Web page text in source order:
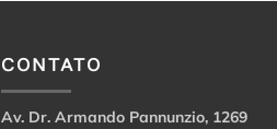
CONTATO
Av. Dr. Armando Pannunzio, 1269